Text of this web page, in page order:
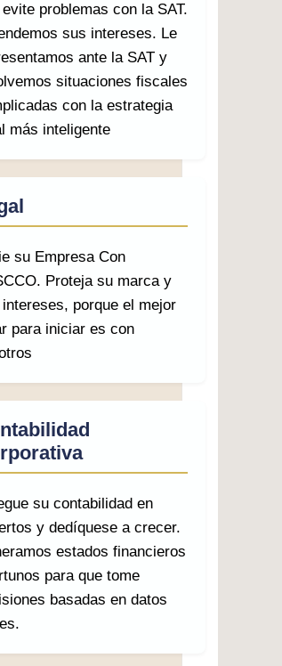
problemas con la SAT.
sus intereses. Le
ante la SAT y
situaciones fiscales
con la estrategia
más inteligente
su Empresa Con
Proteja su marca y
porque el mejor
para iniciar es con
su contabilidad en
y dedíquese a crecer.
estados financieros
para que tome
basadas en datos